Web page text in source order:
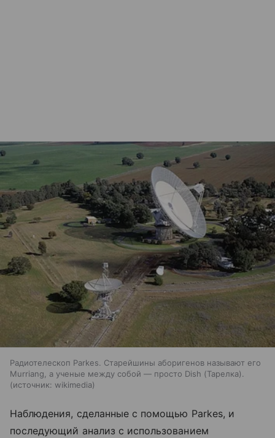
Радиотелескоп Parkes. Старейшины аборигенов называют его
Murriang, а ученые между собой — просто Dish (Тарелка).
источник: wikimedia
Наблюдения, сделанные с помощью Parkes, и
последующий анализ с использованием